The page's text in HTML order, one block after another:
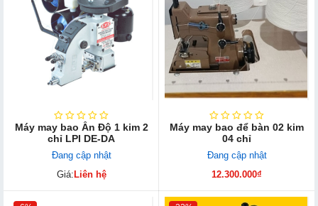
Máy may bao Ấn Độ 1 kim 2
chỉ LPI DE-DA
Đang cập nhật
Giá:Liên hệ
Máy may bao để bàn 02 kim
04 chỉ
Đang cập nhật
12.300.000₫